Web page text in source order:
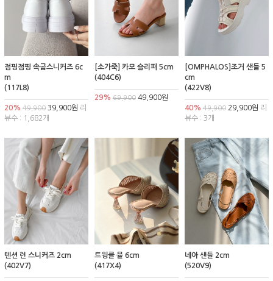
점핑점핑 속굽스니커즈 6c
m
(117L8)
20% 49,900 39,900원 리
뷰수 : 1,682개
[소가죽] 카모 슬리퍼 5cm
(404C6)
29% 69,90049,900원
[OMPHALOS]조거 샌들 5
cm
(422V8)
40% 49,90029,900원 리
뷰수 : 3개
텐션 런 스니커즈 2cm
(402V7)
트윙클 뮬 6cm
(417X4)
네아 샌들 2cm
(520V9)